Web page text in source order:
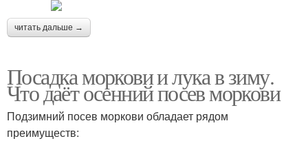
читать дальше →
Посадка моркови и лука в зиму.
Что даёт осенний посев моркови
Подзимний посев моркови обладает рядом
преимуществ: